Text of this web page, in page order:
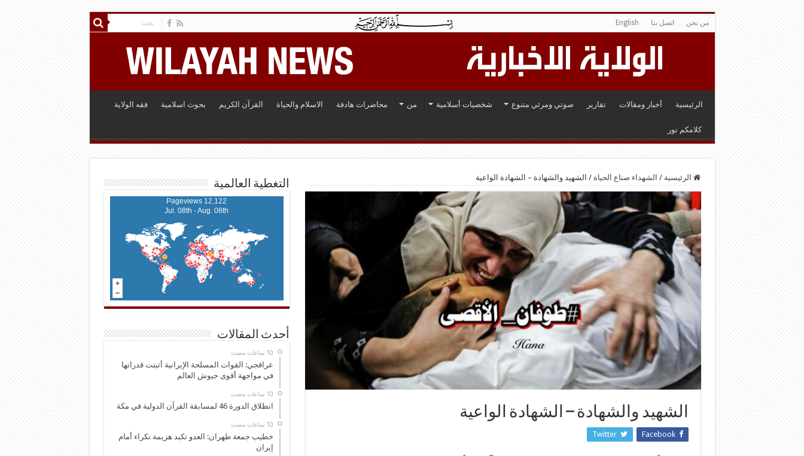
من نحن اتصل بنا English
الرئيسية أخبار ومقالات تقارير صوتي ومرئي متنوع شخصيات أسلامية من محاضرات هادفة الاسلام والحياة القرآن الكريم بحوث اسلامية فقه الولاية
كلامكم نور
الرئيسية / الشهداء صناع الحياة / الشهيد والشهادة – الشهادة الواعية
الشهيد والشهادة – الشهادة الواعية
Facebook
Twitter
التغطية العالمية
12,122 Pageviews
Jul. 08th - Aug. 08th
أحدث المقالات
عراقجي: القوات المسلحة الإيرانية أثبتت قدراتها
في مواجهة أقوى جيوش العالم
انطلاق الدورة 46 لمسابقة القرآن الدولية في مكة
خطيب جمعة طهران: العدو تكبد هزيمة نكراء أمام
إيران